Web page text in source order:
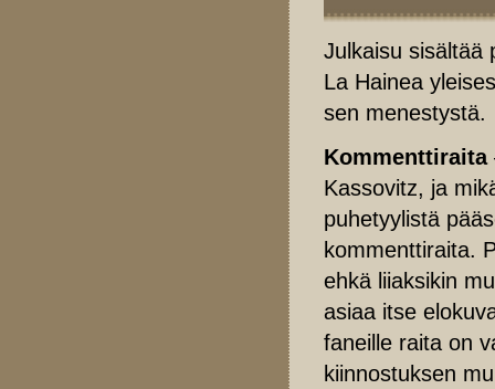
Julkaisu sisältää
La Hainea
sen menestystä.
Kommenttiraita
Kassovitz, ja
puhetyylistä
kommenttiraita.
ehkä liiaksikin
asiaa itse
faneille raita on
kiinnostuksen